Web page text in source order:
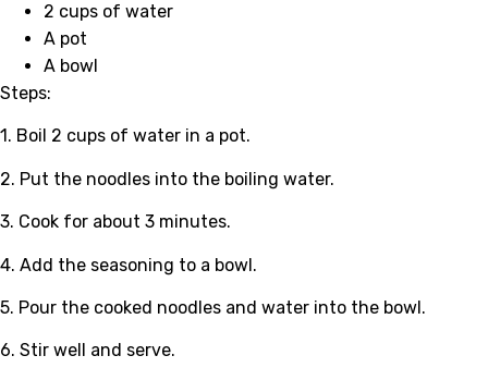
2 cups of water
A pot
A bowl
Steps:
1. Boil 2 cups of water in a pot.
2. Put the noodles into the boiling water.
3. Cook for about 3 minutes.
4. Add the seasoning to a bowl.
5. Pour the cooked noodles and water into the bowl.
6. Stir well and serve.